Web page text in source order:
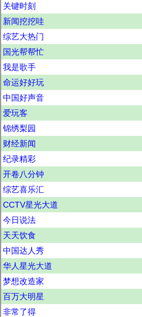
关键时刻
新闻挖挖哇
综艺大热门
国光帮帮忙
我是歌手
命运好好玩
中国好声音
爱玩客
锦绣梨园
财经新闻
纪录精彩
开卷八分钟
综艺喜乐汇
CCTV星光大道
今日说法
天天饮食
中国达人秀
华人星光大道
梦想改造家
百万大明星
非常了得